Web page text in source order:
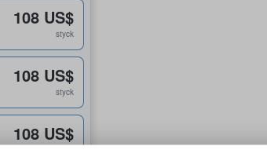
108 US$
styck
108 US$
styck
108 US$